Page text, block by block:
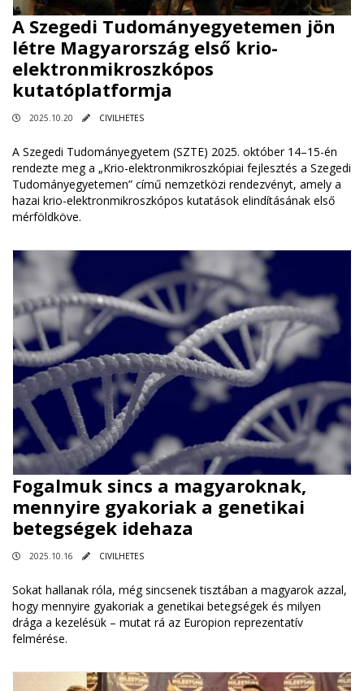
A Szegedi Tudományegyetemen jön
létre Magyarország első krio-
elektronmikroszkópos
kutatóplatformja
2025.10.20 CIVILHETES
A Szegedi Tudományegyetem (SZTE) 2025. október 14–15-én
rendezte meg a „Krio-elektronmikroszkópiai fejlesztés a Szegedi
Tudományegyetemen” című nemzetközi rendezvényt, amely a
hazai krio-elektronmikroszkópos kutatások elindításának első
mérföldköve.
Fogalmuk sincs a magyaroknak,
mennyire gyakoriak a genetikai
betegségek idehaza
2025.10.16 CIVILHETES
Sokat hallanak róla, még sincsenek tisztában a magyarok azzal,
hogy mennyire gyakoriak a genetikai betegségek és milyen
drága a kezelésük – mutat rá az Europion reprezentatív
felmérése.